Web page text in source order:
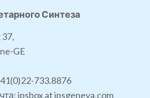
Синтеза
GE
733.8876
ipsbox at ipsgeneva.com